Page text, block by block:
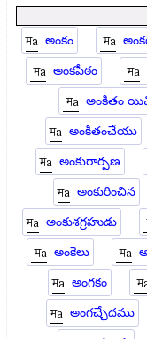
అంకం
అంకపీఠం
అంకితం
అంకితంచేయు
అంకురార్పణ
అంకురించిన
అంకుశగ్రహుడు
అంకెలు
అంగకం
అంగచ్ఛేదము